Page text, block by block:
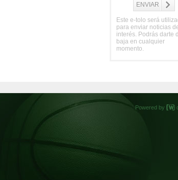
Este e-tolo será
para enviar noticias
interés. Podrás darte
baja en cualquier
momento.
Powered by